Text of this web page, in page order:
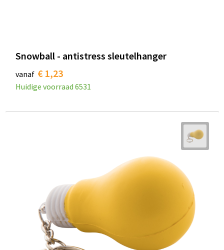
Snowball - antistress sleutelhanger
vanaf € 1,23
Huidige voorraad 6531